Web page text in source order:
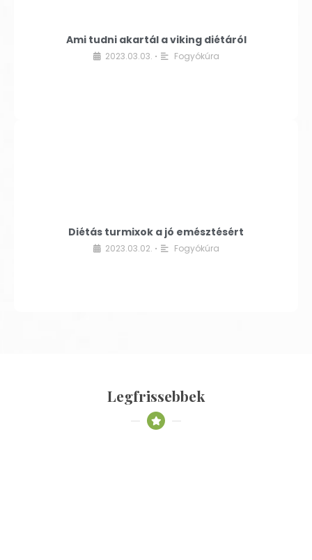
Ami tudni akartál a viking diétáról
2023.03.03. • Fogyókúra
Diétás turmixok a jó emésztésért
2023.03.02. • Fogyókúra
Legfrissebbek